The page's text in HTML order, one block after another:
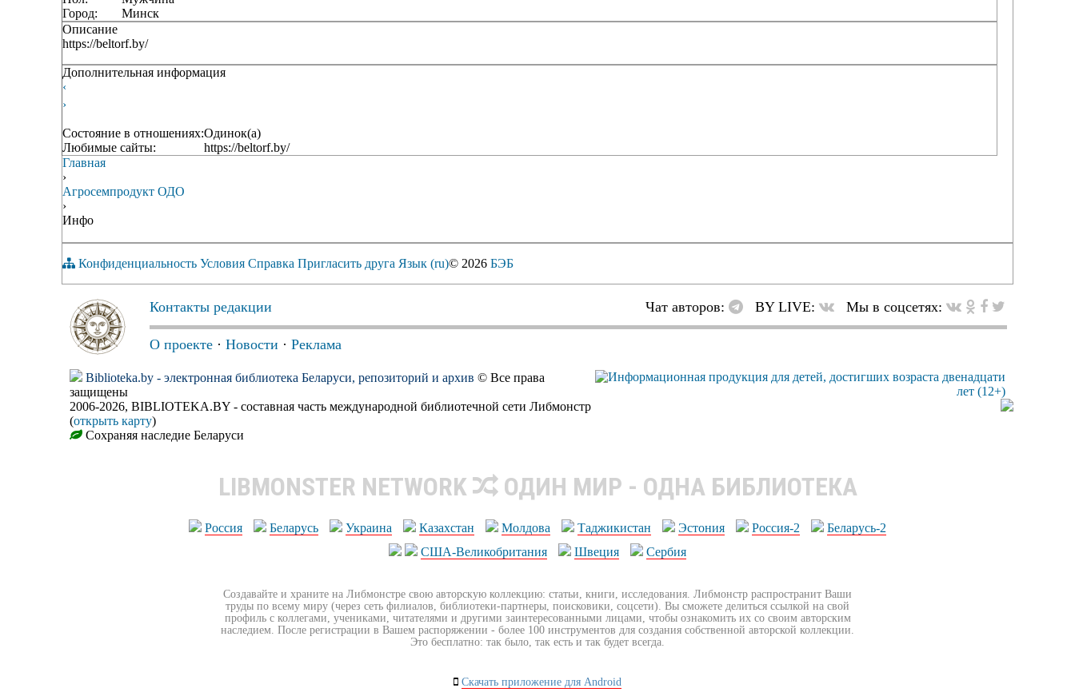
Город:
Минск
Описание
https://beltorf.by/
Дополнительная информация
‹
›
Состояние в отношениях:Одинок(а)
Любимые сайты:
https://beltorf.by/
Главная
›
Агросемпродукт ОДО
›
Инфо
Конфиденциальность Условия Справка Пригласить друга Язык (ru)© 2026 БЭБ
Контакты редакции Чат авторов: BY LIVE: Мы в соцсетях:
О проекте · Новости · Реклама
Biblioteka.by - электронная библиотека Беларуси, репозиторий и архив © Все права
защищены
2006-2026, BIBLIOTEKA.BY - составная часть международной библиотечной сети Либмонстр
(открыть карту)
Сохраняя наследие Беларуси
LIBMONSTER NETWORK ОДИН МИР - ОДНА БИБЛИОТЕКА
Россия Беларусь Украина Казахстан Молдова Таджикистан Эстония Россия-2
Беларусь-2
США-Великобритания
Швеция Сербия
Создавайте и храните на Либмонстре свою авторскую коллекцию: статьи, книги, исследования. Либмонстр распространит Ваши
труды по всему миру (через сеть филиалов, библиотеки-партнеры, поисковики, соцсети). Вы сможете делиться ссылкой на свой
профиль с коллегами, учениками, читателями и другими заинтересованными лицами, чтобы ознакомить их со своим авторским
наследием. После регистрации в Вашем распоряжении - более 100 инструментов для создания собственной авторской коллекции.
Это бесплатно: так было, так есть и так будет всегда.
Скачать приложение для Android